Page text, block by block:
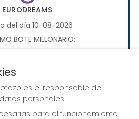
EURODREAMS
del día 10-08-2026
BOTE MILLONARIO:
EURODREAMS
es el responsable del
personales.
para el funcionamiento